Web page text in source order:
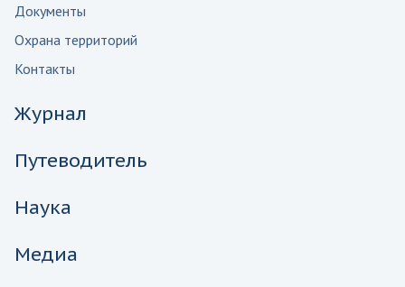
Документы
Охрана территорий
Контакты
Журнал
Путеводитель
Наука
Медиа